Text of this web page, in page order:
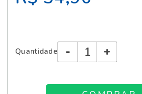
Quantidade - +